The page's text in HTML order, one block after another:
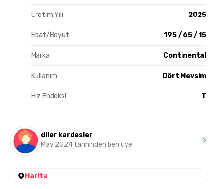
Üretim Yılı 2025
Ebat/Boyut 195 / 65 / 15
Marka Continental
Kullanım Dört Mevsim
Hız Endeksi T
diler kardesler
May 2024 tarihinden beri üye
Harita